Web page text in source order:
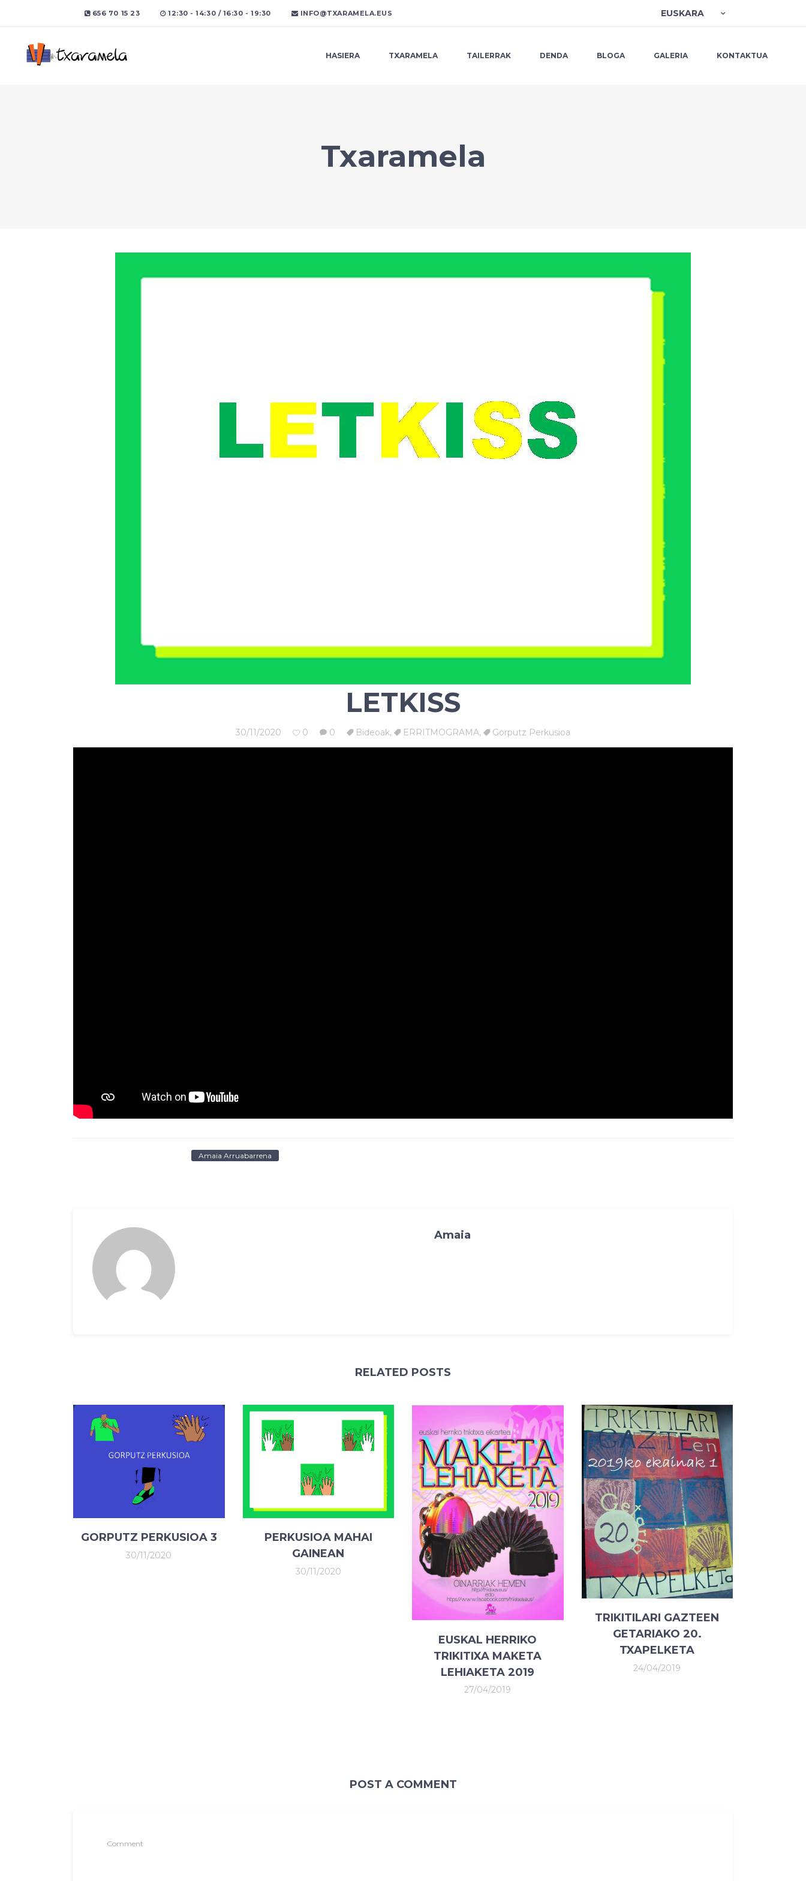
656 70 15 23 12:30 - 14:30 / 16:30 - 19:30 INFO@TXARAMELA.EUS EUSKARA
HASIERA TXARAMELA TAILERRAK DENDA BLOGA GALERIA KONTAKTUA
Txaramela
LETKISS
30/11/2020 0 0 Bideoak, ERRITMOGRAMA, Gorputz Perkusioa
Amaia Arruabarrena
Amaia
RELATED POSTS
GORPUTZ PERKUSIOA 3
30/11/2020
PERKUSIOA MAHAI
GAINEAN
30/11/2020
EUSKAL HERRIKO
TRIKITIXA MAKETA
LEHIAKETA 2019
27/04/2019
TRIKITILARI GAZTEEN
GETARIAKO 20.
TXAPELKETA
24/04/2019
POST A COMMENT